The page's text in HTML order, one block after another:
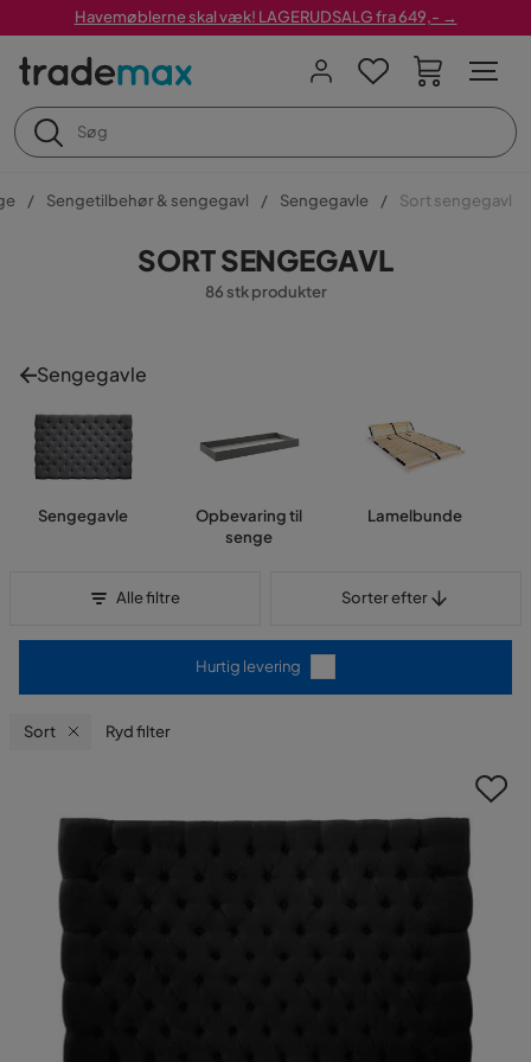
Havemøblerne skal væk! LAGERUDSALG fra 649,- →
Sengetilbehør & sengegavl Sengegavle Sort sengegavl
SORT SENGEGAVL
86 stk produkter
Sengegavle
Sengegavle
Opbevaring til
senge
Lamelbunde
Alle filtre Sorter efter
Hurtig levering
Sort Ryd filter